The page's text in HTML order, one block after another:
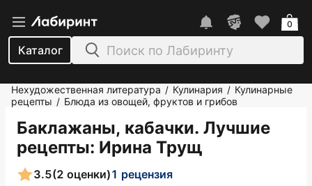
Каталог
0
Нехудожественная литература / Кулинария / Кулинарные
рецепты / Блюда из овощей, фруктов и грибов
Баклажаны, кабачки. Лучшие
рецепты: Ирина Трущ
3.5(2 оценки)1 рецензия